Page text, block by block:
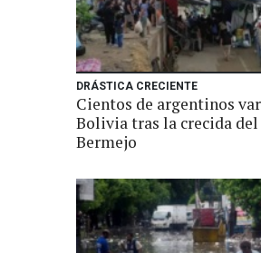
DRÁSTICA CRECIENTE
Cientos de argentinos
Bolivia tras la crecida
Bermejo